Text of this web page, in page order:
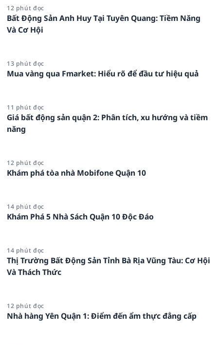
12 phút đọc
Bất Động Sản Anh Huy Tại Tuyên Quang: Tiềm Năng
Và Cơ Hội
13 phút đọc
Mua vàng qua Fmarket: Hiểu rõ để đầu tư hiệu quả
11 phút đọc
Giá bất động sản quận 2: Phân tích, xu hướng và tiềm
năng
12 phút đọc
Khám phá tòa nhà Mobifone Quận 10
14 phút đọc
Khám Phá 5 Nhà Sách Quận 10 Độc Đáo
14 phút đọc
Thị Trường Bất Động Sản Tỉnh Bà Rịa Vũng Tàu: Cơ Hội
Và Thách Thức
12 phút đọc
Nhà hàng Yên Quận 1: Điểm đến ẩm thực đẳng cấp